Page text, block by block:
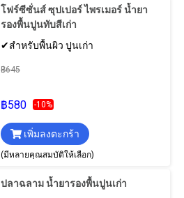
โฟร์ซีซั่นส์ ซุปเปอร์ ไพรเมอร์ น้ำยา
รองพื้นปูนทับสีเก่า
✔สำหรับพื้นผิว ปูนเก่า
฿645
฿580 -10%
เพิ่มลงตะกร้า
(มีหลายคุณสมบัติให้เลือก)
ปลาฉลาม น้ำยารองพื้นปูนเก่า